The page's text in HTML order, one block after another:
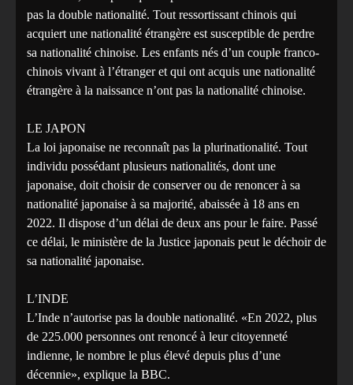
pas la double nationalité. Tout ressortissant chinois qui
acquiert une nationalité étrangère est susceptible de perdre
sa nationalité chinoise. Les enfants nés d’un couple franco-
chinois vivant à l’étranger et qui ont acquis une nationalité
étrangère à la naissance n’ont pas la nationalité chinoise.
LE JAPON
La loi japonaise ne reconnaît pas la plurinationalité. Tout
individu possédant plusieurs nationalités, dont une
japonaise, doit choisir de conserver ou de renoncer à sa
nationalité japonaise à sa majorité, abaissée à 18 ans en
2022. Il dispose d’un délai de deux ans pour le faire. Passé
ce délai, le ministère de la Justice japonais peut le déchoir de
sa nationalité japonaise.
L’INDE
L’Inde n’autorise pas la double nationalité. «En 2022, plus
de 225.000 personnes ont renoncé à leur citoyenneté
indienne, le nombre le plus élevé depuis plus d’une
décennie», explique la BBC.